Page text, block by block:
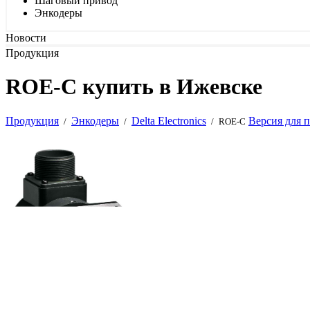
Энкодеры
Новости
Продукция
ROE-C купить в Ижевске
Продукция / Энкодеры / Delta Electronics / ROE-C Версия для